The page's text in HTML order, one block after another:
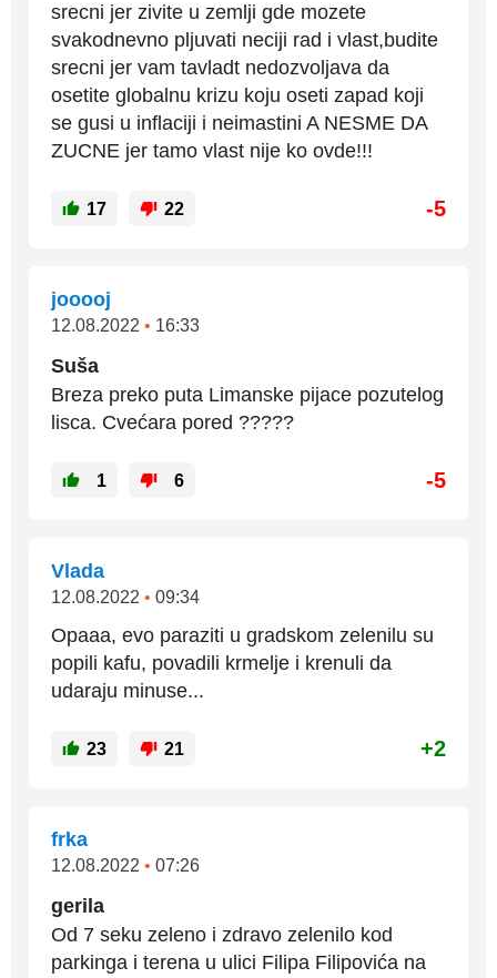
srecni jer zivite u zemlji gde mozete
svakodnevno pljuvati neciji rad i vlast,budite
srecni jer vam tavladt nedozvoljava da
osetite globalnu krizu koju oseti zapad koji
se gusi u inflaciji i neimastini A NESME DA
ZUCNE jer tamo vlast nije ko ovde!!!
17 22 -5
jooooj
12.08.2022 • 16:33
Suša
Breza preko puta Limanske pijace pozutelog
lisca. Cvećara pored ?????
1 6 -5
Vlada
12.08.2022 • 09:34
Opaaa, evo paraziti u gradskom zelenilu su
popili kafu, povadili krmelje i krenuli da
udaraju minuse...
23 21 +2
frka
12.08.2022 • 07:26
gerila
Od 7 seku zeleno i zdravo zelenilo kod
parkinga i terena u ulici Filipa Filipovića na